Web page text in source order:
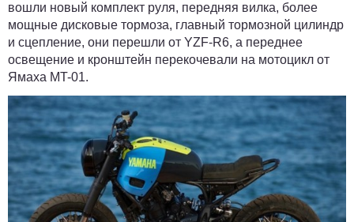
вошли новый комплект руля, передняя вилка, более
мощные дисковые тормоза, главный тормозной цилиндр
и сцепление, они перешли от YZF-R6, а переднее
освещение и кронштейн перекочевали на мотоцикл от
Ямаха MT-01.